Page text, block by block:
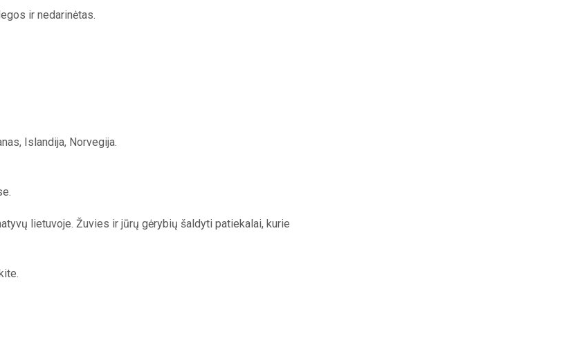
ir nedarinėtas.
Islandija, Norvegija.
lietuvoje. Žuvies ir jūrų gėrybių šaldyti patiekalai, kurie